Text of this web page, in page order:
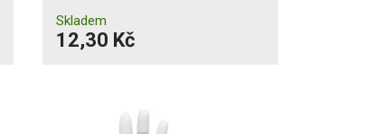
Skladem
12,30 Kč